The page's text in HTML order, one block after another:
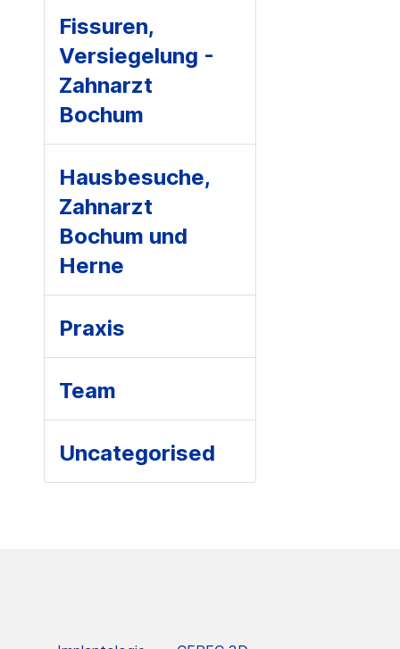
Fissuren,
Versiegelung -
Zahnarzt
Bochum
Hausbesuche,
Zahnarzt
Bochum und
Herne
Praxis
Team
Uncategorised